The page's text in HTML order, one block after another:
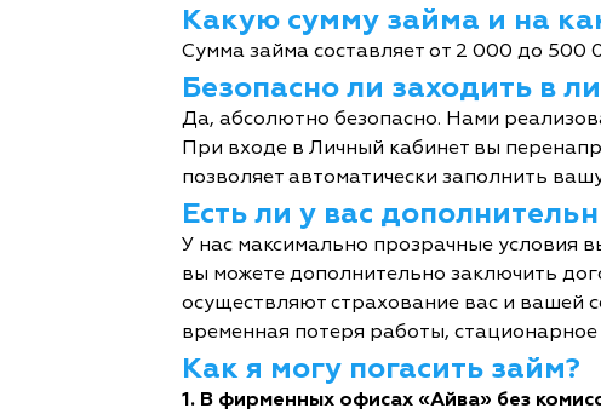
Какую сумму займа и на
Сумма займа составляет от 2 000 до 500
Безопасно ли заходить в
Да, абсолютно безопасно. Нами
При входе в Личный кабинет вы
позволяет автоматически заполнить
Есть ли у вас
У нас максимально прозрачные условия
вы можете дополнительно заключить
осуществляют страхование вас и вашей
временная потеря работы, стационарное
Как я могу погасить займ?
1. В фирменных офисах «Айва» без